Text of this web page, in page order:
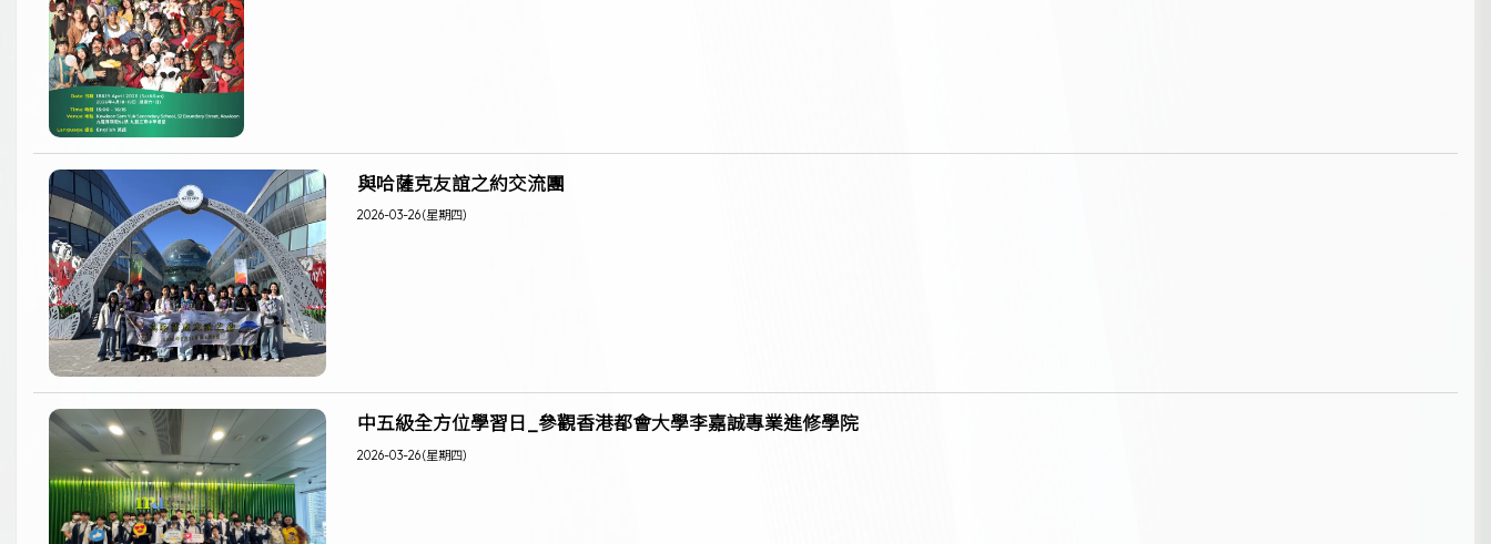
與哈薩克友誼之約交流團
2026-03-26 (星期四)
中五級全方位學習日_參觀香港都會大學李嘉誠專業進修學院
2026-03-26 (星期四)